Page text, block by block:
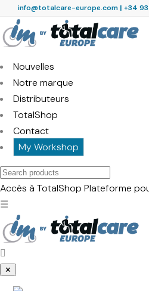
info@totalcare-europe.com| +34
Nouvelles
Notre marque
Distributeurs
TotalShop
Contact
My Workshop
Search
products
Accès à TotalShop Plateforme
☰
✕